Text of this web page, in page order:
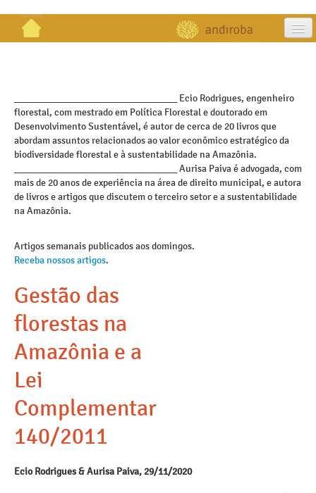
publicações
galeria
contato
_________________________________ Ecio Rodrigues, engenheiro
florestal, com mestrado em Política Florestal e doutorado em
Desenvolvimento Sustentável, é autor de cerca de 20 livros que
abordam assuntos relacionados ao valor econômico estratégico da
biodiversidade florestal e à sustentabilidade na Amazônia.
_________________________________ Aurisa Paiva é advogada, com
mais de 20 anos de experiência na área de direito municipal, e autora
de livros e artigos que discutem o terceiro setor e a sustentabilidade
na Amazônia.
Artigos semanais publicados aos domingos.
Receba nossos artigos.
Gestão das
florestas na
Amazônia e a
Lei
Complementar
140/2011
Ecio Rodrigues & Aurisa Paiva, 29/11/2020